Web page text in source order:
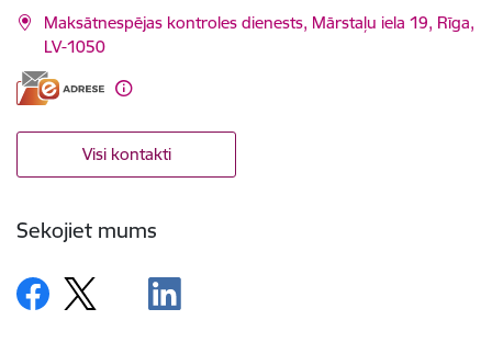
Maksātnespējas kontroles dienests, Mārstaļu iela 19, Rīga,
LV-1050
Visi kontakti
Sekojiet mums